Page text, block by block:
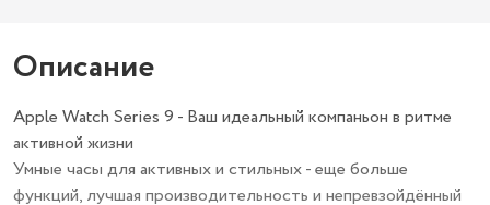
Описание
Apple Watch Series 9 - Ваш идеальный компаньон в ритме
активной жизни
Умные часы для активных и стильных - еще больше
функций, лучшая производительность и непревзойдённый